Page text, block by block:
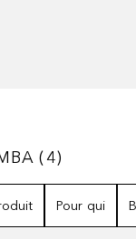
4
(4)
Pour qui